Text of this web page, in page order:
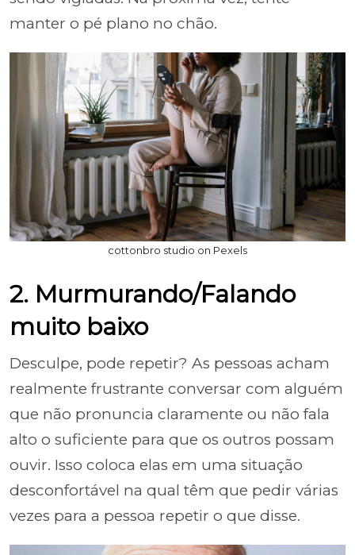
manter o pé plano no chão.
cottonbro studio on Pexels
2. Murmurando/Falando
muito baixo
Desculpe, pode repetir? As pessoas acham
realmente frustrante conversar com alguém
que não pronuncia claramente ou não fala
alto o suficiente para que os outros possam
ouvir. Isso coloca elas em uma situação
desconfortável na qual têm que pedir várias
vezes para a pessoa repetir o que disse.